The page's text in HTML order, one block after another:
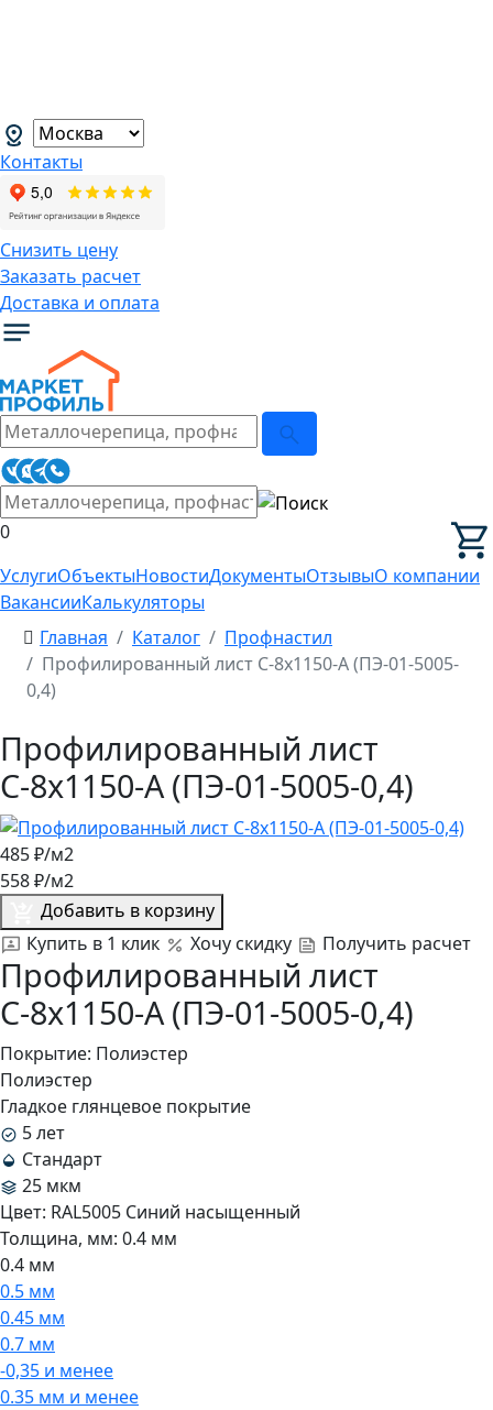
Контакты
Снизить цену
Заказать расчет
Доставка и оплата
0
УслугиОбъектыНовостиДокументыОтзывыО компании
ВакансииКалькуляторы
Главная
Каталог
Профнастил
Профилированный лист С-8x1150-A (ПЭ-01-5005-
0,4)
Профилированный лист
С-8x1150-A (ПЭ-01-5005-0,4)
485₽/м2
558₽/м2
Добавить в корзину
Купить в 1 клик
Хочу скидку Получить расчет
Профилированный лист
С-8x1150-A (ПЭ-01-5005-0,4)
Покрытие: Полиэстер
Полиэстер
Гладкое глянцевое покрытие
5 лет
Стандарт
25 мкм
Цвет: RAL5005 Синий насыщенный
Толщина, мм: 0.4 мм
0.4 мм
0.5 мм
0.45 мм
0.7 мм
-0,35 и менее
0.35 мм и менее